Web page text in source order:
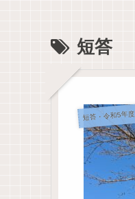
短答
短答・令和5年度